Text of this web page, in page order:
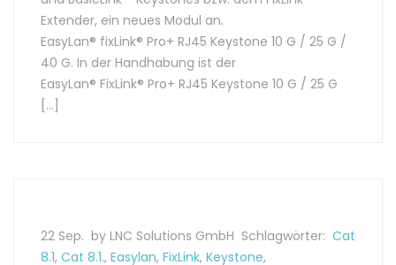
Extender, ein neues Modul an.
EasyLan® fixLink® Pro+ RJ45 Keystone 10 G / 25 G /
40 G. In der Handhabung ist der
EasyLan® FixLink® Pro+ RJ45 Keystone 10 G / 25 G
[…]
22 Sep. by LNC Solutions GmbH Schlagwörter: Cat
8.1, Cat 8.1., Easylan, FixLink, Keystone,